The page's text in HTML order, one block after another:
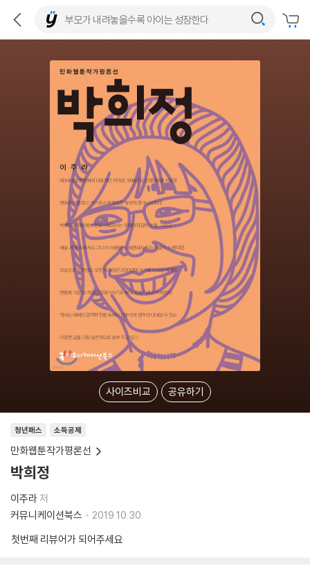
사이즈비교 공유하기
소득공제
청년패스
만화웹툰작가평론선
박희정
이주라저
커뮤니케이션북스
2019.10.30.
첫번째 리뷰어가 되어주세요